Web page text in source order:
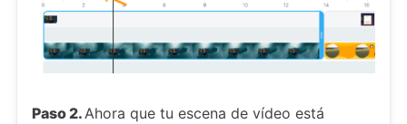
Paso 2.Ahora que tu escena de vídeo está